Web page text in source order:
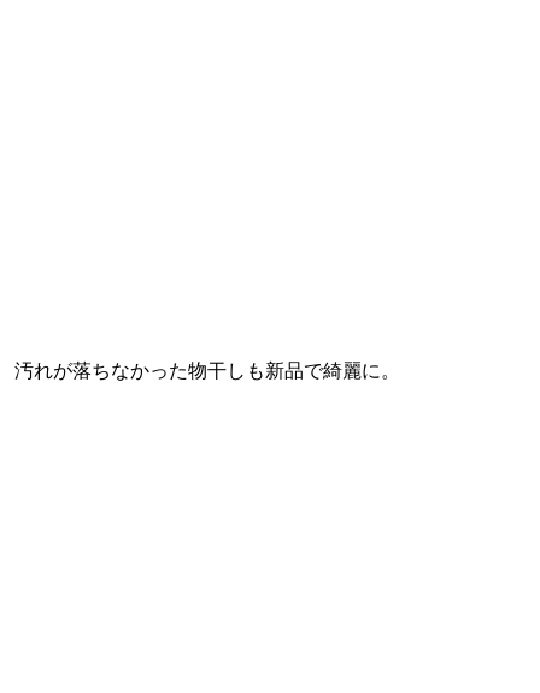
汚れが落ちなかった物干しも新品で綺麗に。